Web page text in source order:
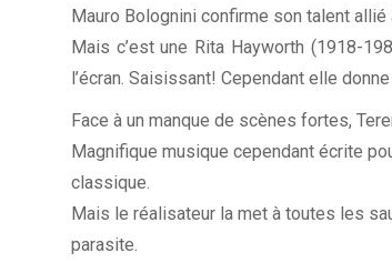
Mauro Bolognini confirme son talent
Mais c’est une Rita Hayworth (1918-
l’écran. Saisissant! Cependant elle
Face à un manque de scènes fortes,
Magnifique musique cependant écrite
classique.
Mais le réalisateur la met à toutes les
parasite.